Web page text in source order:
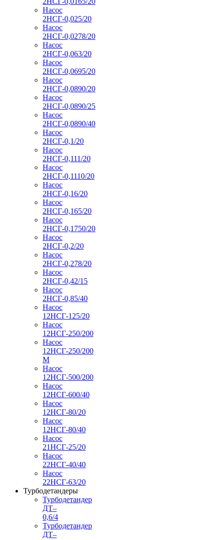
Насос
2НСГ-0,025/20
Насос
2НСГ-0,0278/20
Насос
2НСГ-0,063/20
Насос
2НСГ-0,0695/20
Насос
2НСГ-0,0890/20
Насос
2НСГ-0,0890/25
Насос
2НСГ-0,0890/40
Насос
2НСГ-0,1/20
Насос
2НСГ-0,111/20
Насос
2НСГ-0,1110/20
Насос
2НСГ-0,16/20
Насос
2НСГ-0,165/20
Насос
2НСГ-0,1750/20
Насос
2НСГ-0,2/20
Насос
2НСГ-0,278/20
Насос
2НСГ-0,42/15
Насос
2НСГ-0,85/40
Насос
12НСГ-125/20
Насос
12НСГ-250/200
Насос
12НСГ-250/200
М
Насос
12НСГ-500/200
Насос
12НСГ-600/40
Насос
12НСГ-80/20
Насос
12НСГ-80/40
Насос
21НСГ-25/20
Насос
22НСГ-40/40
Насос
22НСГ-63/20
Турбодетандеры
Турбодетандер
ДТ–
0,6/4
Турбодетандер
ДТ–